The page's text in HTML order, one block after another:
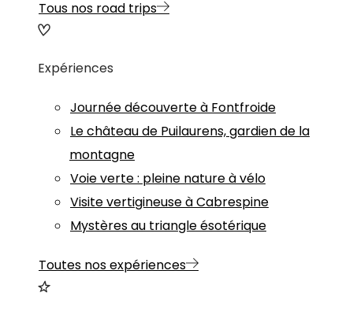
Tous nos road trips
Expériences
Journée découverte à Fontfroide
Le château de Puilaurens, gardien de la
montagne
Voie verte : pleine nature à vélo
Visite vertigineuse à Cabrespine
Mystères au triangle ésotérique
Toutes nos expériences